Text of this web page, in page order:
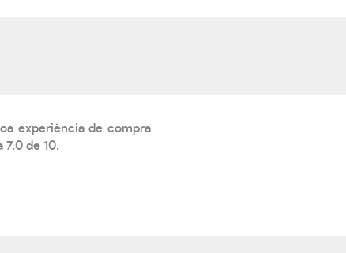
experiência de compra
de 10.